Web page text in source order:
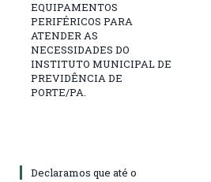
EQUIPAMENTOS
PERIFÉRICOS PARA
ATENDER AS
NECESSIDADES DO
INSTITUTO MUNICIPAL DE
PREVIDÊNCIA DE
PORTE/PA.
Declaramos que até o